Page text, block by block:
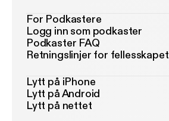
For Podkastere
Logg inn som podkaster
Podkaster FAQ
Retningslinjer for fellesskapet
Lytt på iPhone
Lytt på Android
Lytt på nettet